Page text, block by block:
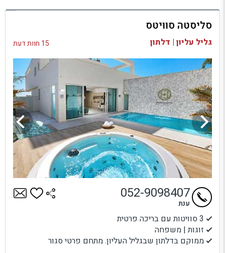
למתחם זה
בדיקת זמינות ומחירים
סליסטה סוויטס
גליל עליון | דלתון 15 חוות דעת
3 סוויטות עם בריכה פרטית
זוגות | משפחה
ממוקם בדלתון שבגליל העליון. מתחם פרטי סגור
052-9098407
ענת